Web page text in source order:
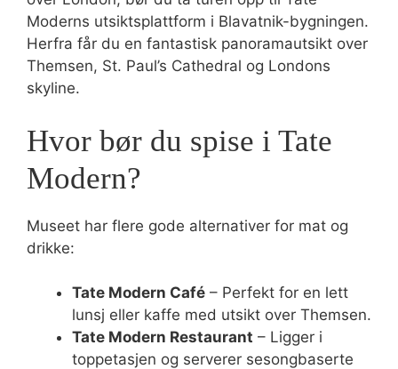
Moderns utsiktsplattform i Blavatnik-bygningen.
Herfra får du en fantastisk panoramautsikt over
Themsen, St. Paul’s Cathedral og Londons
skyline.
Hvor bør du spise i Tate
Modern?
Museet har flere gode alternativer for mat og
drikke:
Tate Modern Café – Perfekt for en lett
lunsj eller kaffe med utsikt over Themsen.
Tate Modern Restaurant – Ligger i
toppetasjen og serverer sesongbaserte